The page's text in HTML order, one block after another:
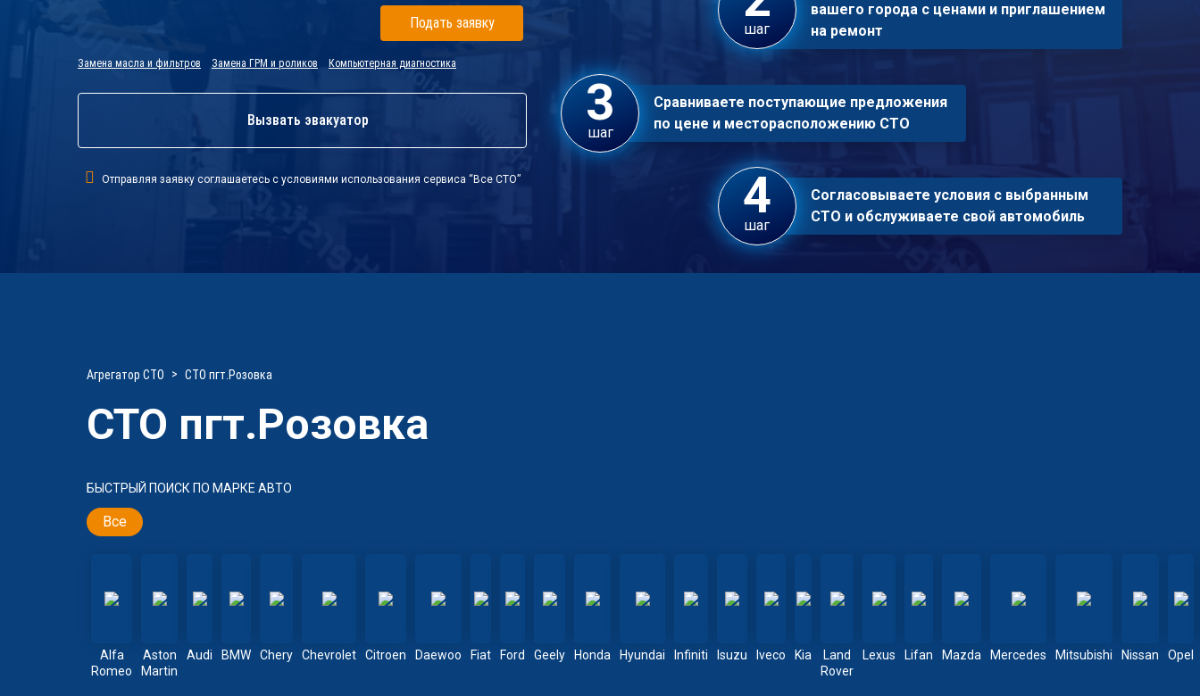
Подать заявку
Замена масла и фильтров Замена ГРМ и роликов Компьютерная диагностика
Вызвать эвакуатор
Отправляя заявку соглашаетесь с условиями использования сервиса “Все СТО”
шаг
вашего города с ценами и приглашением
на ремонт
шаг
Сравниваете поступающие предложения
по цене и месторасположению СТО
шаг
Согласовываете условия с выбранным
СТО и обслуживаете свой автомобиль
Агрегатор СТО СТО пгт.Розовка
СТО пгт.Розовка
БЫСТРЫЙ ПОИСК ПО МАРКЕ АВТО
Все
Alfa
Romeo
Aston
Martin
Audi BMW Chery Chevrolet Citroen Daewoo Fiat Ford Geely Honda Hyundai Infiniti Isuzu Iveco Kia
Land
Rover
Lexus Lifan Mazda Mercedes Mitsubishi Nissan Opel